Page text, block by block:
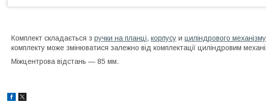
Комплект складається з ручки на планці, корпусу и циліндрового механізму
комплекту може змінюватися залежно від комплектації циліндровим
Міжцентрова відстань — 85 мм.